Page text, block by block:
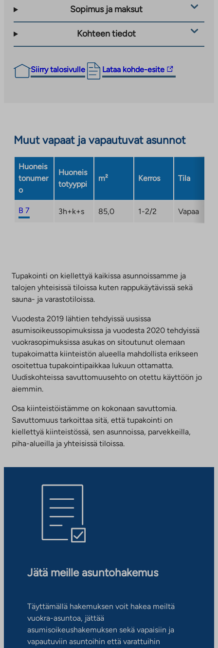
Sopimus ja maksut
Kohteen tiedot
Siirry talosivulle Lataa kohde-esite
Linkki
uuteen
Muut vapaat ja vapautuvat asunnot
Huoneis
tonumer
o
Huoneis
totyyppi
m² Kerros Tila
B 7 3h+k+s 85,0 1-2/2 Vapaa
Tupakointi on kiellettyä kaikissa asunnoissamme ja
talojen yhteisissä tiloissa kuten rappukäytävissä sekä
sauna- ja varastotiloissa.
Vuodesta 2019 lähtien tehdyissä uusissa
asumisoikeussopimuksissa ja vuodesta 2020 tehdyissä
vuokrasopimuksissa asukas on sitoutunut olemaan
tupakoimatta kiinteistön alueella mahdollista erikseen
osoitettua tupakointipaikkaa lukuun ottamatta.
Uudiskohteissa savuttomuusehto on otettu käyttöön jo
aiemmin.
Osa kiinteistöistämme on kokonaan savuttomia.
Savuttomuus tarkoittaa sitä, että tupakointi on
kiellettyä kiinteistössä, sen asunnoissa, parvekkeilla,
piha-alueilla ja yhteisissä tiloissa.
Jätä meille asuntohakemus
Täyttämällä hakemuksen voit hakea meiltä
vuokra-asuntoa, jättää
asumisoikeushakemuksen sekä vapaisiin ja
vapautuviin asuntoihin että varattuihin